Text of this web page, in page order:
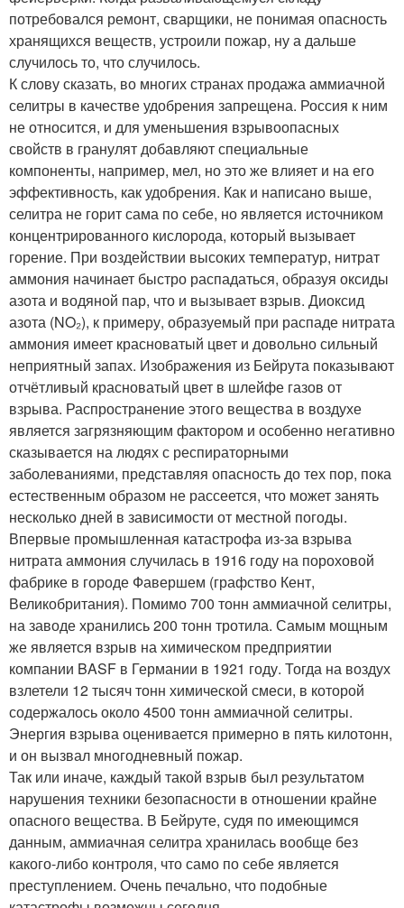
потребовался ремонт, сварщики, не понимая опасность
хранящихся веществ, устроили пожар, ну а дальше
случилось то, что случилось.
К слову сказать, во многих странах продажа аммиачной
селитры в качестве удобрения запрещена. Россия к ним
не относится, и для уменьшения взрывоопасных
свойств в гранулят добавляют специальные
компоненты, например, мел, но это же влияет и на его
эффективность, как удобрения. Как и написано выше,
селитра не горит сама по себе, но является источником
концентрированного кислорода, который вызывает
горение. При воздействии высоких температур, нитрат
аммония начинает быстро распадаться, образуя оксиды
азота и водяной пар, что и вызывает взрыв. Диоксид
азота (NO₂), к примеру, образуемый при распаде нитрата
аммония имеет красноватый цвет и довольно сильный
неприятный запах. Изображения из Бейрута показывают
отчётливый красноватый цвет в шлейфе газов от
взрыва. Распространение этого вещества в воздухе
является загрязняющим фактором и особенно негативно
сказывается на людях с респираторными
заболеваниями, представляя опасность до тех пор, пока
естественным образом не рассеется, что может занять
несколько дней в зависимости от местной погоды.
Впервые промышленная катастрофа из-за взрыва
нитрата аммония случилась в 1916 году на пороховой
фабрике в городе Фавершем (графство Кент,
Великобритания). Помимо 700 тонн аммиачной селитры,
на заводе хранились 200 тонн тротила. Самым мощным
же является взрыв на химическом предприятии
компании BASF в Германии в 1921 году. Тогда на воздух
взлетели 12 тысяч тонн химической смеси, в которой
содержалось около 4500 тонн аммиачной селитры.
Энергия взрыва оценивается примерно в пять килотонн,
и он вызвал многодневный пожар.
Так или иначе, каждый такой взрыв был результатом
нарушения техники безопасности в отношении крайне
опасного вещества. В Бейруте, судя по имеющимся
данным, аммиачная селитра хранилась вообще без
какого-либо контроля, что само по себе является
преступлением. Очень печально, что подобные